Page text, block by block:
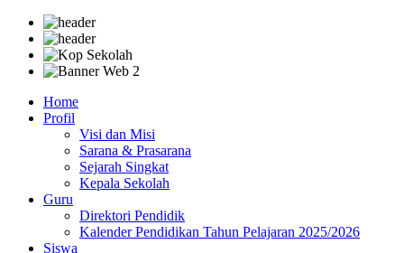
Home
Profil
Visi dan Misi
Sarana & Prasarana
Sejarah Singkat
Kepala Sekolah
Guru
Direktori Pendidik
Kalender Pendidikan Tahun Pelajaran 2025/2026
Siswa